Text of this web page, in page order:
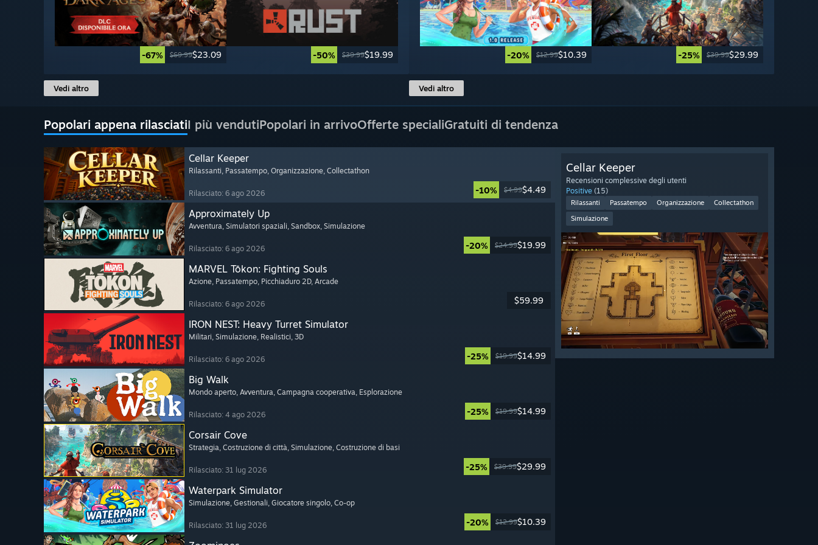
-67% $69.99$23.09 -50% $39.99$19.99
Vedi altro
-20% $12.99$10.39 -25% $39.99$29.99
Vedi altro
Popolari appena rilasciatiI più vendutiPopolari in arrivoOfferte specialiGratuiti di tendenza
Cellar Keeper
Rilassanti, Passatempo, Organizzazione, Collectathon
Rilasciato: 6 ago 2026 -10% $4.99$4.49
Approximately Up
Avventura, Simulatori spaziali, Sandbox, Simulazione
Rilasciato: 6 ago 2026 -20% $24.99$19.99
MARVEL Tōkon: Fighting Souls
Azione, Passatempo, Picchiaduro 2D, Arcade
Rilasciato: 6 ago 2026 $59.99
IRON NEST: Heavy Turret Simulator
Militari, Simulazione, Realistici, 3D
Rilasciato: 6 ago 2026 -25% $19.99$14.99
Big Walk
Mondo aperto, Avventura, Campagna cooperativa, Esplorazione
Rilasciato: 4 ago 2026 -25% $19.99$14.99
Corsair Cove
Strategia, Costruzione di città, Simulazione, Costruzione di basi
Rilasciato: 31 lug 2026 -25% $39.99$29.99
Waterpark Simulator
Simulazione, Gestionali, Giocatore singolo, Co-op
Rilasciato: 31 lug 2026 -20% $12.99$10.39
Cellar Keeper
Recensioni complessive degli utenti
Positive (15)
Rilassanti Passatempo Organizzazione
Collectathon
Simulazione